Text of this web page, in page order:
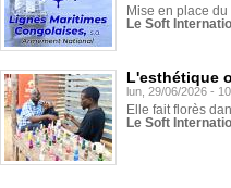
Mise en place
Le Soft
L'esthétique
lun, 29/06/2026 -
Elle fait florès
Le Soft